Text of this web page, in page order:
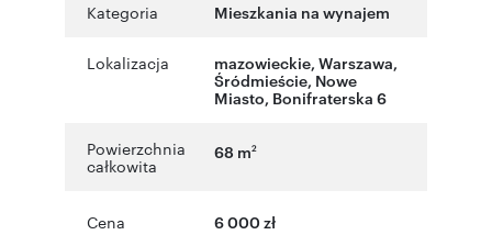
Kategoria Mieszkania na wynajem
Lokalizacja mazowieckie, Warszawa,
Śródmieście, Nowe
Miasto, Bonifraterska 6
Powierzchnia
całkowita
68 m2
Cena 6 000 zł